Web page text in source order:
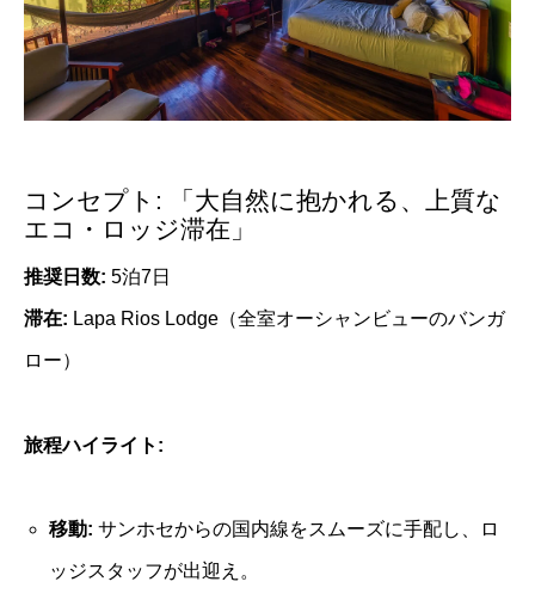
コンセプト: 「大自然に抱かれる、上質な
エコ・ロッジ滞在」
推奨日数: 5泊7日
滞在: Lapa Rios Lodge（全室オーシャンビューのバンガ
ロー）
旅程ハイライト:
移動: サンホセからの国内線をスムーズに手配し、ロ
ッジスタッフが出迎え。